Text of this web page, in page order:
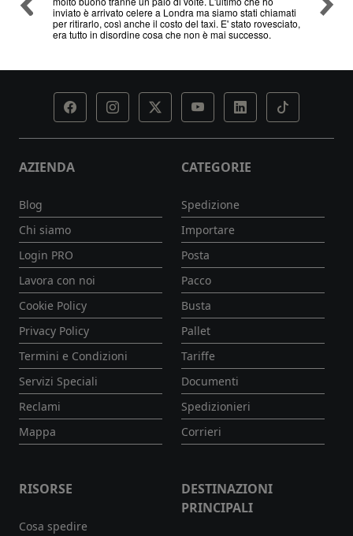
servizio
AZIENDA
Blog
Chi siamo
Login PRO
Lavora con noi
Cookie Policy
Privacy Policy
Termini e Condizioni
Servizi Speciali
Reclami
Mappa
CATEGORIE
Spedizione
Importare
Posta
Pacco
Busta
Pallet
Tariffe
Documenti
Spedizionieri
Corrieri
RISORSE
Cosa spedire
DESTINAZIONI
PRINCIPALI